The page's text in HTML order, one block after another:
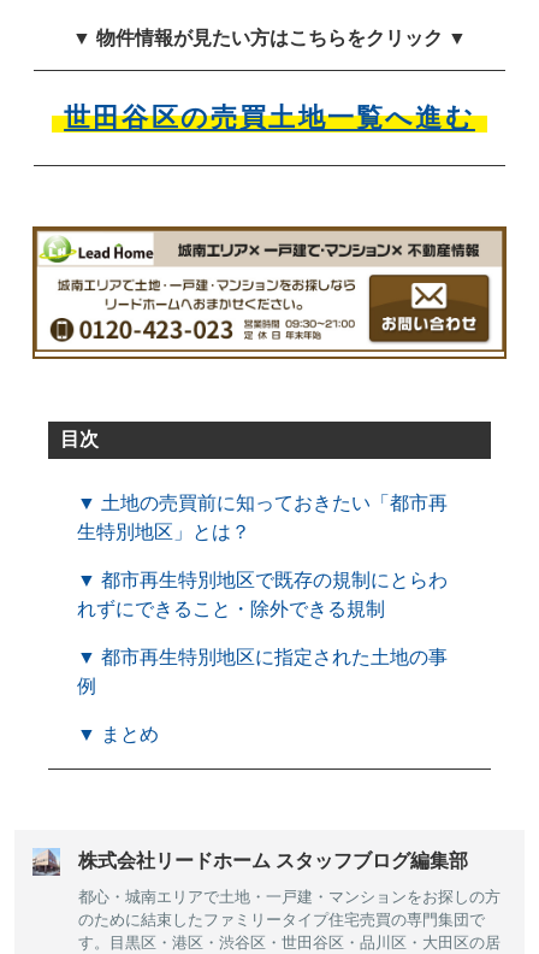
▼ 物件情報が見たい方はこちらをクリック ▼
世田谷区の売買土地一覧へ進む
目次
▼ 土地の売買前に知っておきたい「都市再
生特別地区」とは？
▼ 都市再生特別地区で既存の規制にとらわ
れずにできること・除外できる規制
▼ 都市再生特別地区に指定された土地の事
例
▼ まとめ
株式会社リードホーム スタッフブログ編集部
都心・城南エリアで土地・一戸建・マンションをお探しの方
のために結束したファミリータイプ住宅売買の専門集団で
す。目黒区・港区・渋谷区・世田谷区・品川区・大田区の居